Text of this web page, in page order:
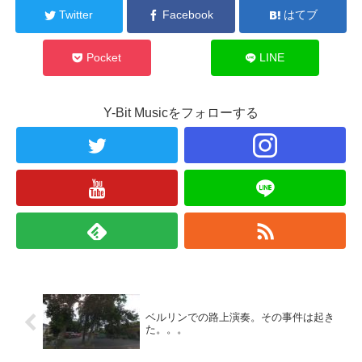
Twitter Facebook はてブ
Pocket LINE
Y-Bit Musicをフォローする
ベルリンでの路上演奏。その事件は起き
た。。。